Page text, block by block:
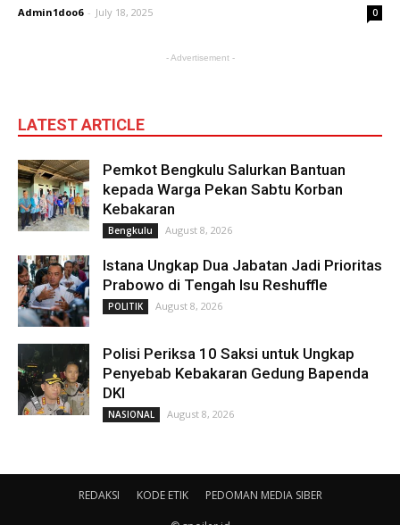
Admin1doo6 - July 18, 2025 0
- Advertisement -
LATEST ARTICLE
Pemkot Bengkulu Salurkan Bantuan
kepada Warga Pekan Sabtu Korban
Kebakaran
Bengkulu August 8, 2026
Istana Ungkap Dua Jabatan Jadi Prioritas
Prabowo di Tengah Isu Reshuffle
POLITIK August 8, 2026
Polisi Periksa 10 Saksi untuk Ungkap
Penyebab Kebakaran Gedung Bapenda
DKI
NASIONAL August 8, 2026
REDAKSI KODE ETIK PEDOMAN MEDIA SIBER